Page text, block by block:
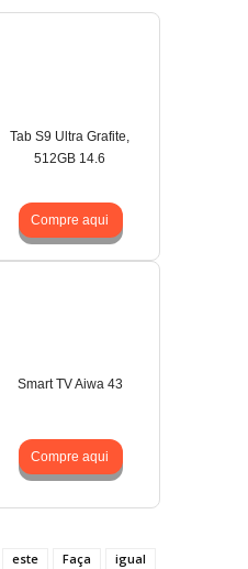
Tab S9 Ultra Grafite,
512GB 14.6
Compre aqui
Smart TV Aiwa 43
Compre aqui
este Faça
igual